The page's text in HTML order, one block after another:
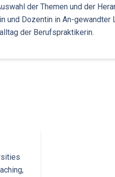
der Themen und der
und Dozentin in An-
der Berufspraktikerin.